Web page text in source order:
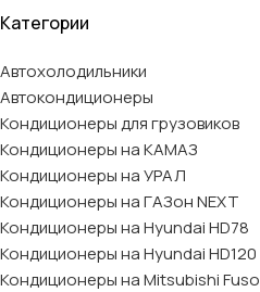
Категории
Автохолодильники
Автокондиционеры
Кондиционеры для грузовиков
Кондиционеры на КАМАЗ
Кондиционеры на УРАЛ
Кондиционеры на ГАЗон NEXT
Кондиционеры на Hyundai HD78
Кондиционеры на Hyundai HD120
Кондиционеры на Mitsubishi Fuso